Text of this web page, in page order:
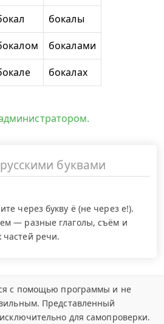
бокалы
бокалами
бокалах
через букву ё (не через е!).
— разные глаголы, съём и
речи.
с помощью программы и не
Представленный
для самопроверки.